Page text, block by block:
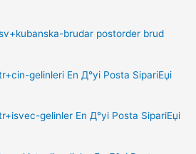
brudar postorder brud
gelinleri En Д°yi Posta SipariЕџi
gelinler En Д°yi Posta SipariЕџi